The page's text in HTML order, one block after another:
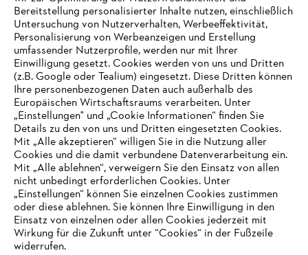
Unternehmen
Online Shop
Service
IHR BROWSER WIRD NICHT
UNTERSTÜTZT
Bereitstellung personalisierter Inhalte nutzen, einschließlich
Untersuchung von Nutzerverhalten, Werbeeffektivität,
Personalisierung von Werbeanzeigen und Erstellung
umfassender Nutzerprofile, werden nur mit Ihrer
Einwilligung gesetzt. Cookies werden von uns und Dritten
(z.B. Google oder Tealium) eingesetzt. Diese Dritten können
Ihre personenbezogenen Daten auch außerhalb des
Europäischen Wirtschaftsraums verarbeiten. Unter
„Einstellungen" und „Cookie Informationen“ finden Sie
Details zu den von uns und Dritten eingesetzten Cookies.
Mit „Alle akzeptieren“ willigen Sie in die Nutzung aller
Cookies und die damit verbundene Datenverarbeitung ein.
Mit „Alle ablehnen“, verweigern Sie den Einsatz von allen
nicht unbedingt erforderlichen Cookies. Unter
„Einstellungen“ können Sie einzelnen Cookies zustimmen
oder diese ablehnen. Sie können Ihre Einwilligung in den
Einsatz von einzelnen oder allen Cookies jederzeit mit
Wirkung für die Zukunft unter “Cookies“ in der Fußzeile
widerrufen.